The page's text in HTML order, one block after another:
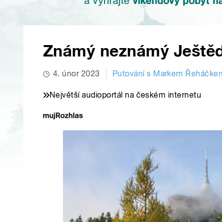
Známý neznámý
4. únor 2023 Putování s Markem
Největší audioportál na českém internetu